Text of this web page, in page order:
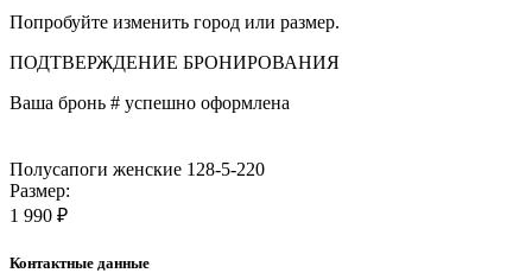
Попробуйте изменить город или размер.
ПОДТВЕРЖДЕНИЕ БРОНИРОВАНИЯ
Ваша бронь # успешно оформлена
Полусапоги женские 128-5-220
Размер:
1 990 ₽
Контактные данные